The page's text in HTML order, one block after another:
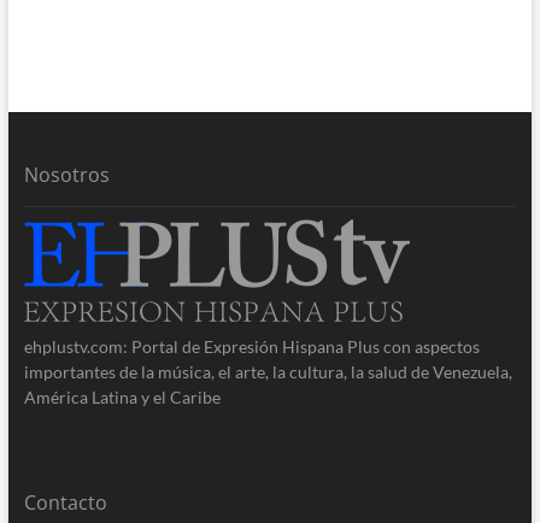
Nosotros
ehplustv.com: Portal de Expresión Hispana Plus con aspectos
importantes de la música, el arte, la cultura, la salud de Venezuela,
América Latina y el Caribe
Contacto